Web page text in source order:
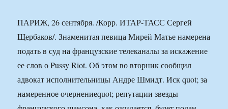
ПАРИЖ, 26 сентября. /Корр. ИТАР-ТАСС Сергей
Щербаков/. Знаменитая певица Мирей Матье намерена
подать в суд на французские телеканалы за искажение
ее слов о Pussy Riot. Об этом во вторник сообщил
адвокат исполнительницы Андре Шмидт. Иск quot; за
намеренное очернениеquot; репутации звезды